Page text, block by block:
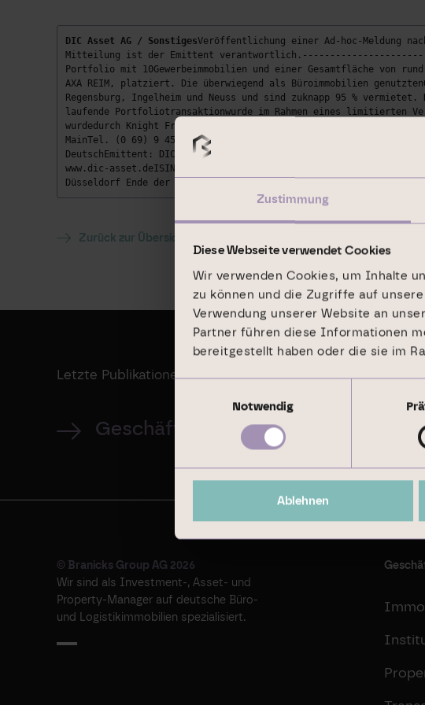
Zustimmung
Diese Webseite verwendet Cookies
Wir verwenden Cookies, um Inhalte
zu können und die Zugriffe auf
Verwendung unserer Website an
Partner führen diese Informationen
bereitgestellt haben oder die sie im
Notwendig
Ablehnen
DIC Asset AG / SonstigesVeröffentlichung einer Ad-hoc-Meldung
Mitteilung ist der Emittent
Portfolio mit 10Gewerbeimmobilien und einer Gesamtfläche von
AXA REIM, platziert. Die überwiegend als Büroimmobilien
Regensburg, Ingelheim und Neuss und sind zuknapp 95 %
laufende Portfoliotransaktionwurde im Rahmen eines limitierten
wurdedurch Knight Frank, der Verkäufer durch Colliers Trombello
MainTel. (0 69) 9 45 48 58-39Fax (0 69) 9 45 48 58-
DeutschEmittent: DIC Asset AG Eschersheimer Landstr. 223 60320
www.dic-asset.deISIN: DE0005098404WKN: 509840Indizes: S-
Düsseldorf Ende der Mitteilung DGAP News-Service
Zurück zur Übersicht
Letzte Publikationen
Geschäftsbericht 2024
© Branicks Group AG 2026
Wir sind als ­Investment-, ­Asset- und
­Property-Manager auf deutsche ­Büro-
und Logistikimmobilien spezialisiert.